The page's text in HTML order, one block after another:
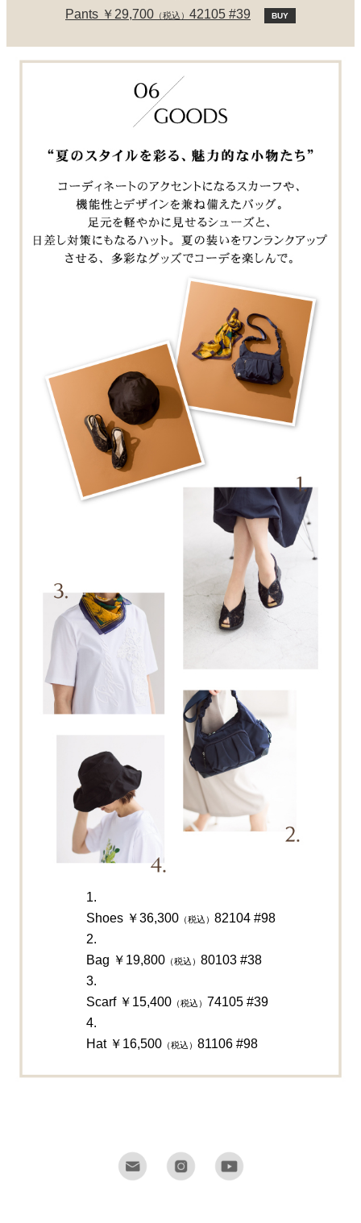
Pants ￥29,700 （税込） 42105 #39 BUY
1.
Shoes ￥36,300（税込） 82104 #98
2.
Bag ￥19,800（税込） 80103 #38
3.
Scarf ￥15,400（税込） 74105 #39
4.
Hat ￥16,500（税込） 81106 #98